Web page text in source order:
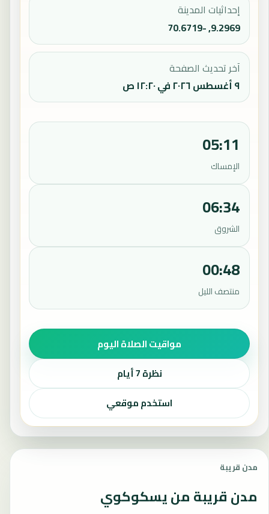
إحداثيات المدينة
9.2969, -70.6719
آخر تحديث الصفحة
٩ أغسطس ٢٠٢٦ في ١٢:٢٠ ص
05:11
الإمساك
06:34
الشروق
00:48
منتصف الليل
مواقيت الصلاة اليوم
نظرة 7 أيام
استخدم موقعي
مدن قريبة
مدن قريبة من يسكوكوي